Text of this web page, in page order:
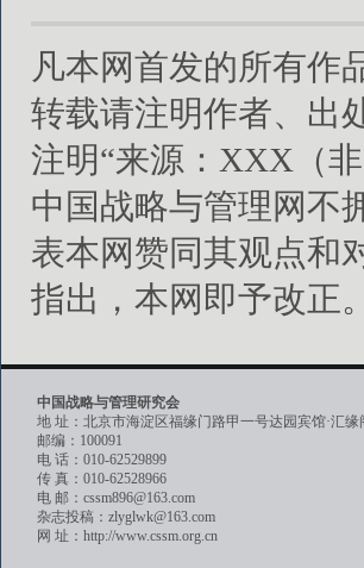
凡本网首发的所有作
转载请注明作者、出
注明“来源：XXX（
中国战略与管理网不
表本网赞同其观点和
指出，本网即予改正。
中国战略与管理研究会
地 址：北京市海淀区福缘门路甲一号达园宾馆·汇缘
邮编：100091
电 话：010-62529899
传 真：010-62528966
电 邮：cssm896@163.com
杂志投稿：zlyglwk@163.com
网 址：http://www.cssm.org.cn